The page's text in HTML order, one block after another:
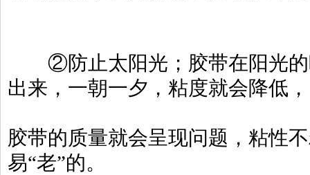
②防止太阳光；胶带在阳光的
出来，一朝一夕，粘度就会降低，
胶带的质量就会呈现问题，粘性
易“老”的。